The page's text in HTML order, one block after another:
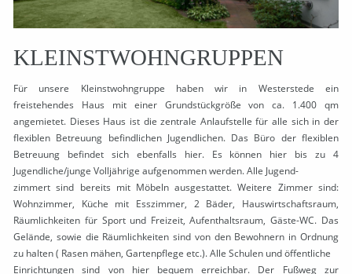
KLEINSTWOHNGRUPPEN
Für unsere Kleinstwohngruppe haben wir in Westerstede ein
freistehendes Haus mit einer Grundstückgröße von ca. 1.400 qm
angemietet. Dieses Haus ist die zentrale Anlaufstelle für alle sich in der
flexiblen Betreuung befindlichen Jugendlichen. Das Büro der flexiblen
Betreuung befindet sich ebenfalls hier. Es können hier bis zu 4
Jugendliche/junge Volljährige aufgenommen werden. Alle Jugend-
zimmert sind bereits mit Möbeln ausgestattet. Weitere Zimmer sind:
Wohnzimmer, Küche mit Esszimmer, 2 Bäder, Hauswirtschaftsraum,
Räumlichkeiten für Sport und Freizeit, Aufenthaltsraum, Gäste-WC. Das
Gelände, sowie die Räumlichkeiten sind von den Bewohnern in Ordnung
zu halten ( Rasen mähen, Gartenpflege etc.). Alle Schulen und öffentliche
Einrichtungen sind von hier bequem erreichbar. Der Fußweg zur